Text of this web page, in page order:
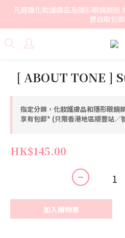
凡選購化妝護膚品及隱形眼鏡類別
豐自取包
[ ABOUT TONE ]
指定分類，化妝護膚品和隱形眼鏡
享有包郵* (只限香港地區順豐站／
HK$145.00
加入購物車